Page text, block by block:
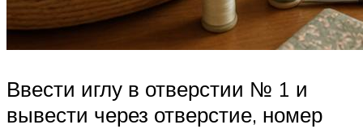
Ввести иглу в отверстии № 1 и
вывести через отверстие, номер